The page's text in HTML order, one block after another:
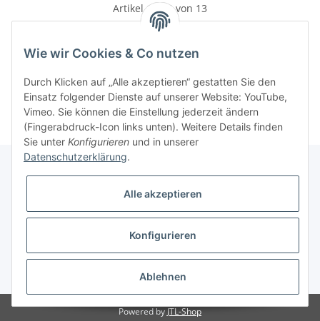
Artikel 1 - 13 von 13
Kategorien
Gesetzliche Informationen
* Alle Preise inkl. gesetzlicher USt., zzgl.Versand
Powered byJTL-Shop
Wie wir Cookies & Co nutzen
Durch Klicken auf „Alle akzeptieren“ gestatten Sie den
Einsatz folgender Dienste auf unserer Website: YouTube,
Vimeo. Sie können die Einstellung jederzeit ändern
(Fingerabdruck-Icon links unten). Weitere Details finden
Sie unter Konfigurieren und in unserer
Datenschutzerklärung.
Alle akzeptieren
Konfigurieren
Ablehnen